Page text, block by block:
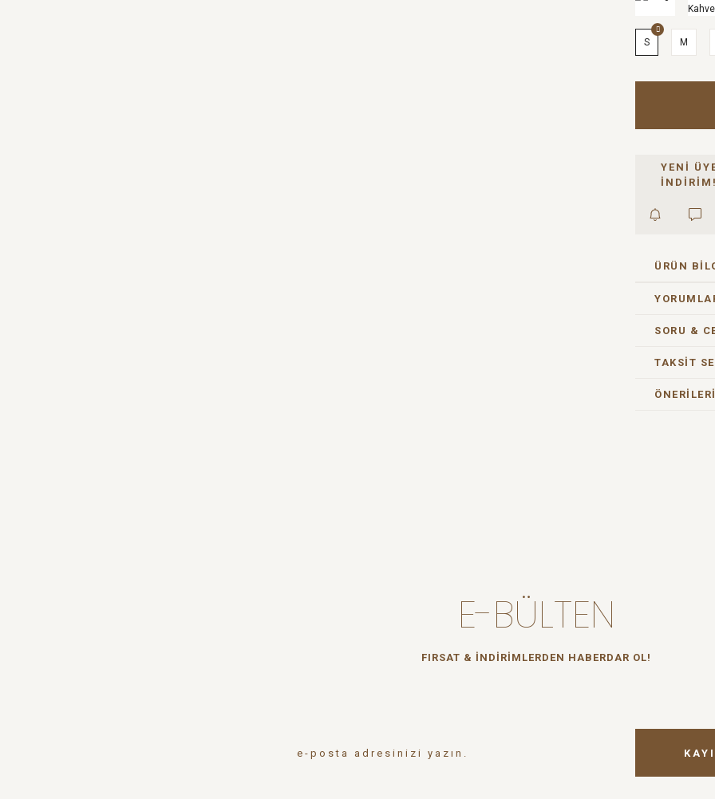
S M
YENİ
ÜRÜN
SORU &
TAKSIT
E-BÜLTEN
FIRSAT & İNDİRİMLERDEN HABERDAR OL!